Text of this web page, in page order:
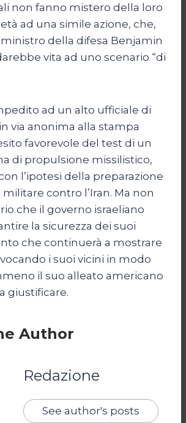
non fanno mistero della loro
ad una simile azione, che,
ministro della difesa Benjamin
vita ad uno scenario “di
ad un alto ufficiale di
via anonima alla stampa
favorevole del test di un
di propulsione missilistico,
l’ipotesi della preparazione
contro l’Iran. Ma non
che il governo israeliano
la sicurezza dei suoi
che continuerà a mostrare
i suoi vicini in modo
il suo alleato americano
giustificare.
Author
Redazione
See author's posts